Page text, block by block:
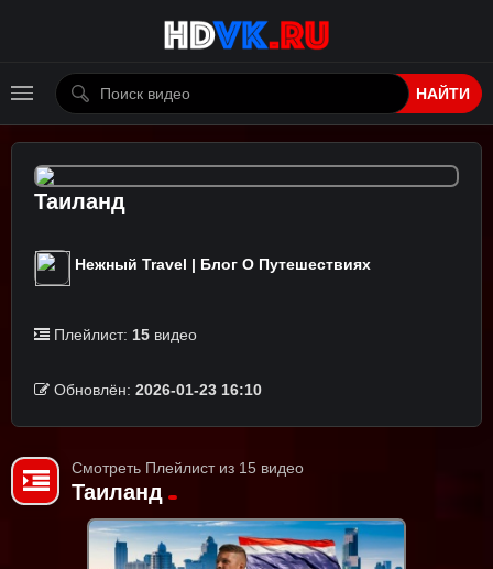
НАЙТИ
Таиланд
Нежный Travel | Блог О Путешествиях
Плейлист: 15 видео
Обновлён: 2026-01-23 16:10
Смотреть Плейлист из 15 видео
Таиланд